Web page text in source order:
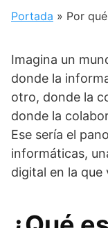
Portada » Por
Imagina un
donde la
otro, donde la
donde la
Ese sería el
informáticas,
digital en la que